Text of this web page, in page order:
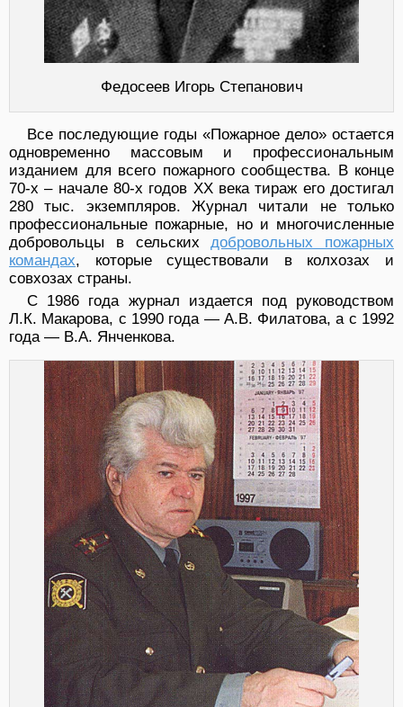
Федосеев Игорь Степанович
Все последующие годы «Пожарное дело» остается
одновременно массовым и профессиональным
изданием для всего пожарного сообщества. В конце
70-х – начале 80-х годов XX века тираж его достигал
280 тыс. экземпляров. Журнал читали не только
профессиональные пожарные, но и многочисленные
добровольцы в сельских добровольных пожарных
командах, которые существовали в колхозах и
совхозах страны.
С 1986 года журнал издается под руководством
Л.К. Макарова, с 1990 года — А.В. Филатова, а с 1992
года — В.А. Янченкова.